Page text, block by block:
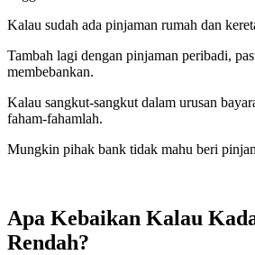
Kalau sudah ada pinjaman rumah dan
Tambah lagi dengan pinjaman peribadi,
membebankan.
Kalau sangkut-sangkut dalam urusan
faham-fahamlah.
Mungkin pihak bank tidak mahu beri
Apa Kebaikan Kalau
Rendah?